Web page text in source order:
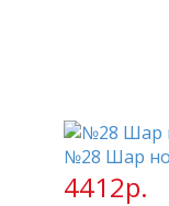
№28 Шар
4412р.